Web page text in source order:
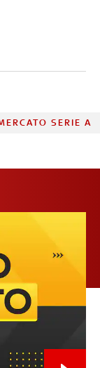
SERIE A